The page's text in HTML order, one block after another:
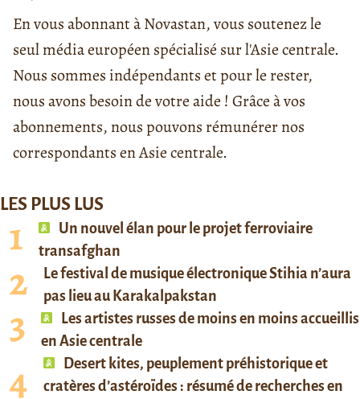
En vous abonnant à Novastan, vous soutenez le
seul média européen spécialisé sur l'Asie centrale.
Nous sommes indépendants et pour le rester,
nous avons besoin de votre aide ! Grâce à vos
abonnements, nous pouvons rémunérer nos
correspondants en Asie centrale.
LES PLUS LUS
Un nouvel élan pour le projet ferroviaire
transafghan
Le festival de musique électronique Stihia n’aura
pas lieu au Karakalpakstan
Les artistes russes de moins en moins accueillis
en Asie centrale
Desert kites, peuplement préhistorique et
cratères d’astéroïdes : résumé de recherches en